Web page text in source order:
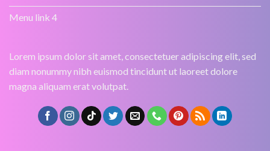
Menu link 4
Lorem ipsum dolor sit amet, consectetuer adipiscing elit, sed
diam nonummy nibh euismod tincidunt ut laoreet dolore
magna aliquam erat volutpat.